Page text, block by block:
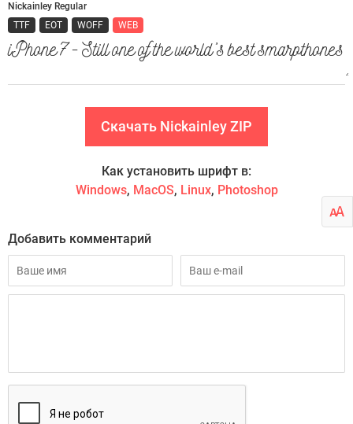
Nickainley Regular
TTF
EOT WOFF WEB
Скачать Nickainley ZIP
Как установить шрифт в:
Windows, MacOS, Linux, Photoshop
Добавить комментарий